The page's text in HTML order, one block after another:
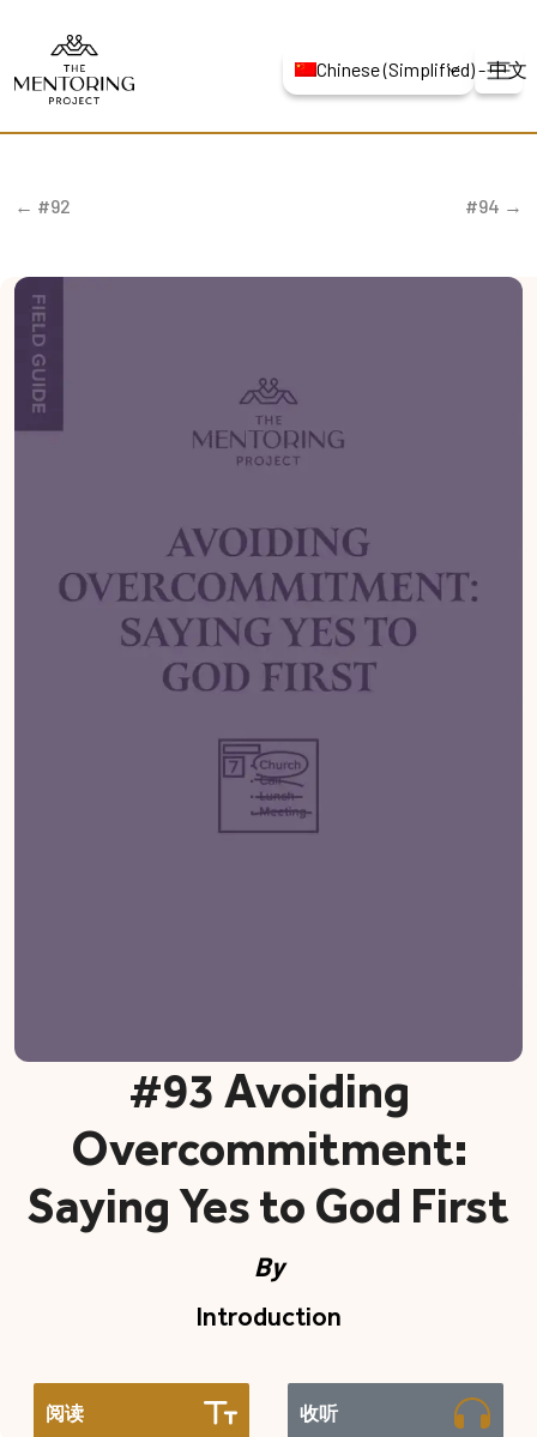
Chinese (Simplified) - 中文
← #92 #94 →
#93 Avoiding
Overcommitment:
Saying Yes to God First
By
Introduction
阅读 收听